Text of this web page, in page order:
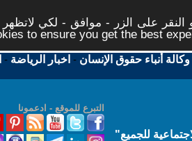
على الزر - موافق - لكي لاتظهر
to ensure you get the best
وكالة أنباء حقوق الإنسان - اخبار الرياضة -
التبرع للموقع - ادعمونا
للجميع"